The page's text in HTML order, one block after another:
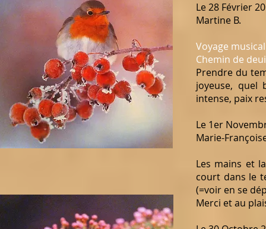
Le 28 Février
Martine B.
Voyage
Chemin de
Prendre du
joyeuse, quel
intense, paix
Le 1er
Marie-
Les mains et
court dans le
(=voir en se
Merci et au